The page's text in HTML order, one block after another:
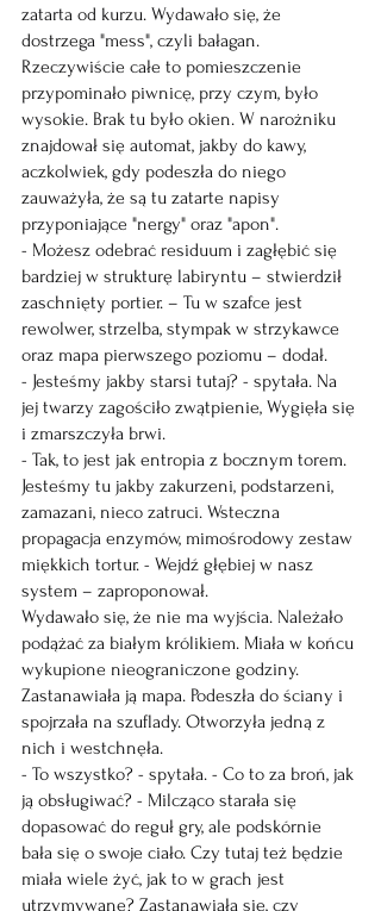
zatarta od kurzu. Wydawało się, że
dostrzega "mess", czyli bałagan.
Rzeczywiście całe to pomieszczenie
przypominało piwnicę, przy czym, było
wysokie. Brak tu było okien. W narożniku
znajdował się automat, jakby do kawy,
aczkolwiek, gdy podeszła do niego
zauważyła, że są tu zatarte napisy
przyponiające "nergy" oraz "apon".
- Możesz odebrać residuum i zagłębić się
bardziej w strukturę labiryntu – stwierdził
zaschnięty portier. – Tu w szafce jest
rewolwer, strzelba, stympak w strzykawce
oraz mapa pierwszego poziomu – dodał.
- Jesteśmy jakby starsi tutaj? - spytała. Na
jej twarzy zagościło zwątpienie, Wygięła się
i zmarszczyła brwi.
- Tak, to jest jak entropia z bocznym torem.
Jesteśmy tu jakby zakurzeni, podstarzeni,
zamazani, nieco zatruci. Wsteczna
propagacja enzymów, mimośrodowy zestaw
miękkich tortur. - Wejdź głębiej w nasz
system – zaproponował.
Wydawało się, że nie ma wyjścia. Należało
podążać za białym królikiem. Miała w końcu
wykupione nieograniczone godziny.
Zastanawiała ją mapa. Podeszła do ściany i
spojrzała na szuflady. Otworzyła jedną z
nich i westchnęła.
- To wszystko? - spytała. - Co to za broń, jak
ją obsługiwać? - Milcząco starała się
dopasować do reguł gry, ale podskórnie
bała się o swoje ciało. Czy tutaj też będzie
miała wiele żyć, jak to w grach jest
utrzymywane? Zastanawiała się, czy